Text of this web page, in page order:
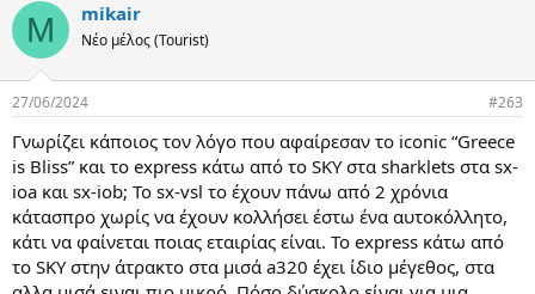
c
i
s
M mikair
Νέο μέλος (Tourist)
27/06/2024 #263
Γνωρίζει κάποιος τον λόγο που αφαίρεσαν το iconic “Greece
is Bliss” και το express κάτω από το SKY στα sharklets στα sx-
ioa και sx-iob; Το sx-vsl το έχουν πάνω από 2 χρόνια
κάτασπρο χωρίς να έχουν κολλήσει έστω ένα αυτοκόλλητο,
κάτι να φαίνεται ποιας εταιρίας είναι. Το express κάτω από
το SKY στην άτρακτο στα μισά a320 έχει ίδιο μέγεθος, στα